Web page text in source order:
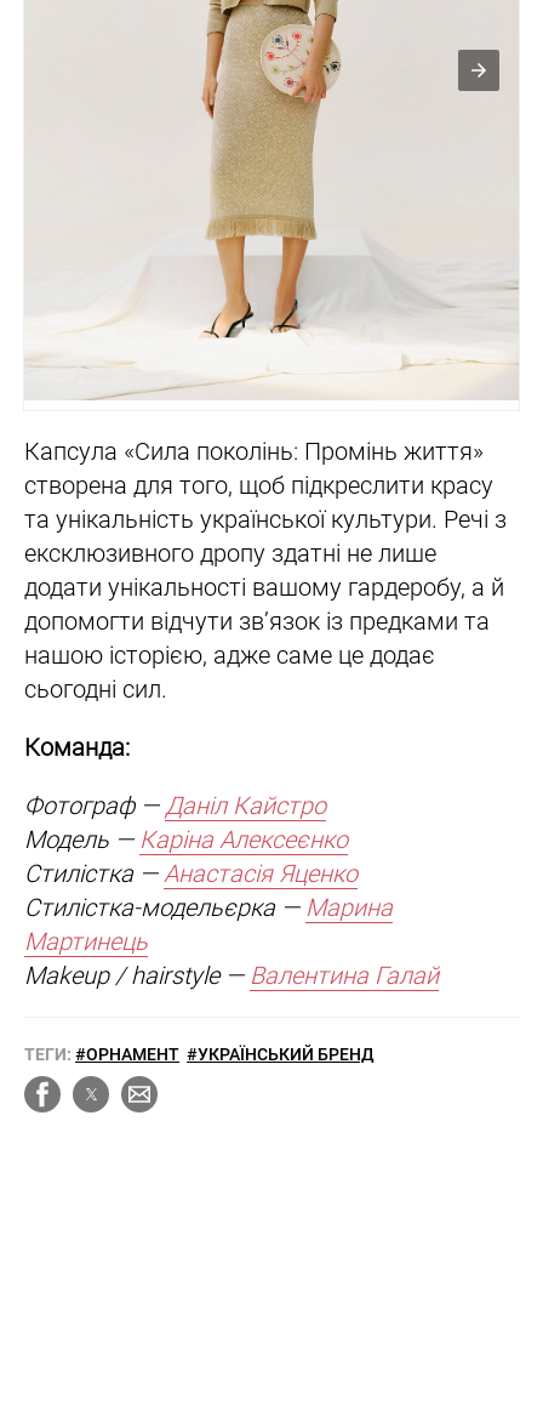
Капсула «Сила поколінь: Промінь життя»
створена для того, щоб підкреслити красу
та унікальність української культури. Речі з
ексклюзивного дропу здатні не лише
додати унікальності вашому гардеробу, а й
допомогти відчути зв’язок із предками та
нашою історією, адже саме це додає
сьогодні сил.
Команда:
Фотограф —Даніл Кайстро
Модель — Каріна Алексеєнко
Стилістка —Анастасія Яценко
Стилістка-модельєрка — Марина
Мартинець
Makeup / hairstyle — Валентина Галай
ТЕГИ: #ОРНАМЕНТ #УКРАЇНСЬКИЙ БРЕНД